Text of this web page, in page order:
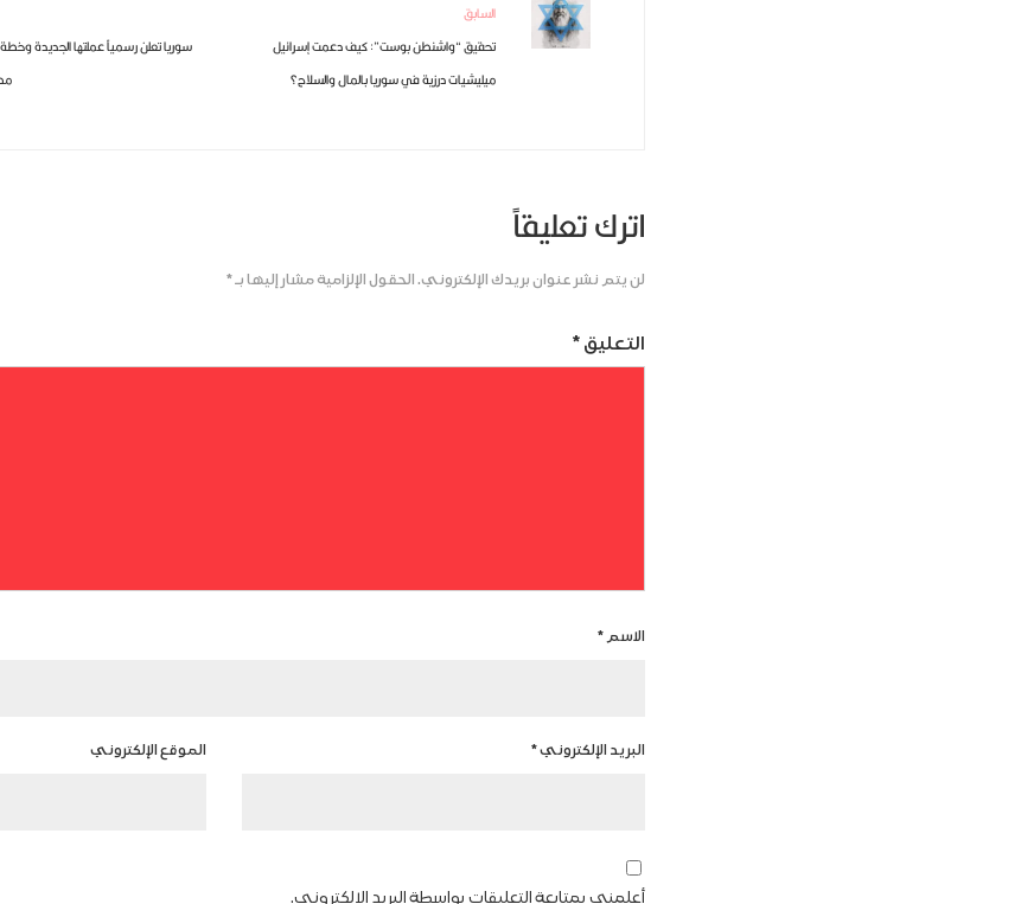
السابق
تحقيق “واشنطن بوست”: كيف دعمت إسرائيل
ميليشيات درزية في سوريا بالمال والسلاح؟
سوريا تعلن رسمياً عملتها الجديدة وخطة
اترك تعليقاً
لن يتم نشر عنوان بريدك الإلكتروني. الحقول الإلزامية مشار إليها بـ*
التعليق *
الاسم*
البريد الإلكتروني* الموقع الإلكتروني
أعلمني بمتابعة التعليقات بواسطة البريد الإلكتروني.